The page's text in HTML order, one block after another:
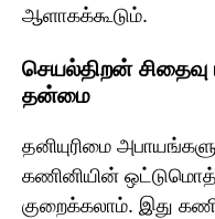
ஆளாகக்கூடும்.
செயல்திறன் சிதைவு
தன்மை
தனியுரிமை
கணினியின்
குறைக்கலாம். இது